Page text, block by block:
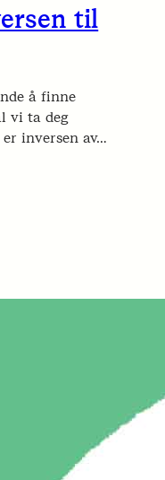
til
å finne
vi ta deg
inversen av…